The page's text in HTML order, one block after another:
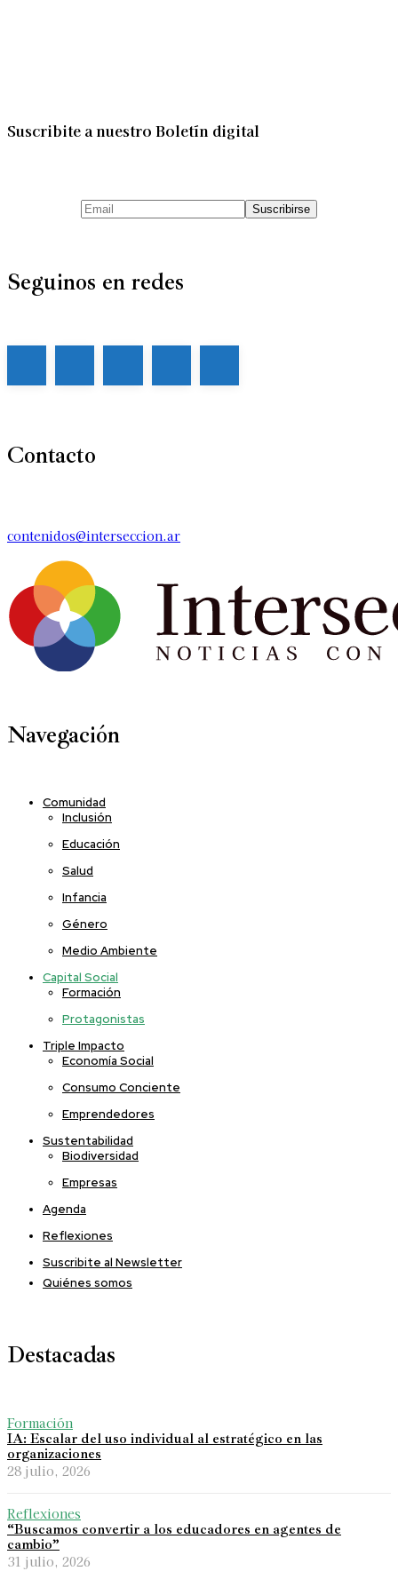
Suscribite a nuestro Boletín digital
Seguinos en redes
Contacto
contenidos@interseccion.ar
Navegación
Comunidad
Inclusión
Educación
Salud
Infancia
Género
Medio Ambiente
Capital Social
Formación
Protagonistas
Triple Impacto
Economía Social
Consumo Conciente
Emprendedores
Sustentabilidad
Biodiversidad
Empresas
Agenda
Reflexiones
Suscribite al Newsletter
Quiénes somos
Destacadas
Formación
IA: Escalar del uso individual al estratégico en las
organizaciones
28 julio, 2026
Reflexiones
“Buscamos convertir a los educadores en agentes de
cambio”
31 julio, 2026